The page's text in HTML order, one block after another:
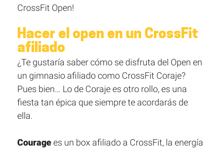
CrossFit Open!
Hacer el open en un CrossFit
afiliado
¿Te gustaría saber cómo se disfruta del Open en
un gimnasio afiliado como CrossFit Coraje?
Pues bien… Lo de Coraje es otro rollo, es una
fiesta tan épica que siempre te acordarás de
ella.
Couragees un box afiliado a CrossFit, la energía